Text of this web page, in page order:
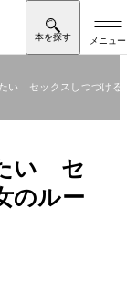
い セックスしつづける
い セ
のルー